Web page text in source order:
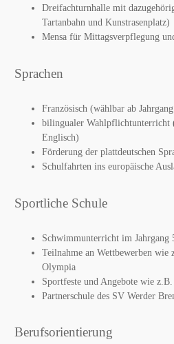
Dreifachturnhalle mit
Tartanbahn und Kunstrasenplatz)
Mensa für Mittagsverpflegung
Sprachen
Französisch (wählbar ab
bilingualer Wahlpflichtunterricht
Englisch)
Förderung der plattdeutschen
Schulfahrten ins europäische
Sportliche Schule
Schwimmunterricht im Jahrgang
Teilnahme an Wettbewerben
Olympia
Sportfeste und Angebote wie
Partnerschule des SV Werder
Berufsorientierung